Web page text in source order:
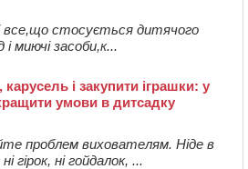
і все,що стосується дитячого
миючі засоби,к...
і закупити іграшки: у
умови в дитсадку
проблем вихователям. Ніде в
гірок, ні гойдалок, ...